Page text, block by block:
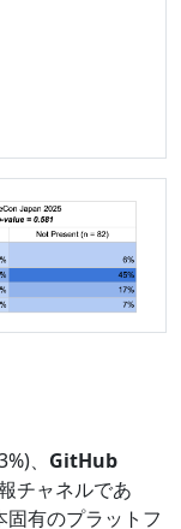
、 GitHub
チャネルであ
固有のプラットフ